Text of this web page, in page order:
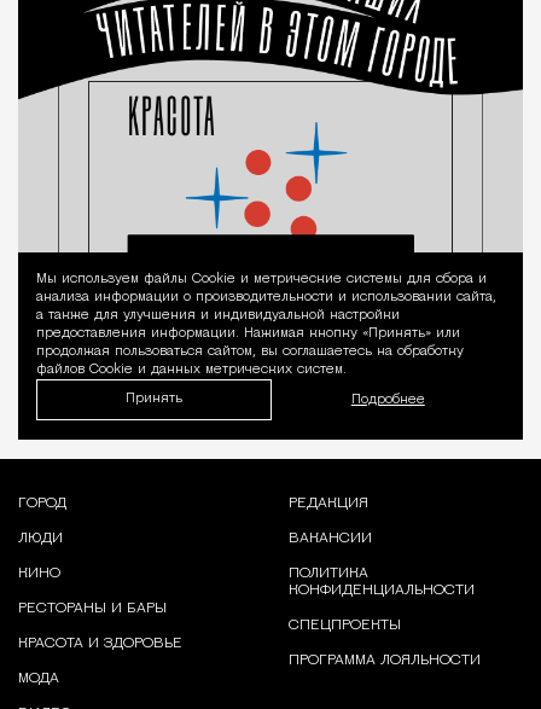
Уведомление
Мы используем файлы Сookie и метрические системы для сбора и
анализа информации о производительности и использовании сайта,
а также для улучшения и индивидуальной настройки
предоставления информации. Нажимая кнопку «Принять» или
продолжая пользоваться сайтом, вы соглашаетесь на обработку
файлов Cookie и данных метрических систем.
Принять Подробнее
ГОРОД
ЛЮДИ
КИНО
РЕСТОРАНЫ И БАРЫ
КРАСОТА И ЗДОРОВЬЕ
МОДА
РЕДАКЦИЯ
ВАКАНСИИ
ПОЛИТИКА
КОНФИДЕНЦИАЛЬНОСТИ
СПЕЦПРОЕКТЫ
ПРОГРАММА ЛОЯЛЬНОСТИ